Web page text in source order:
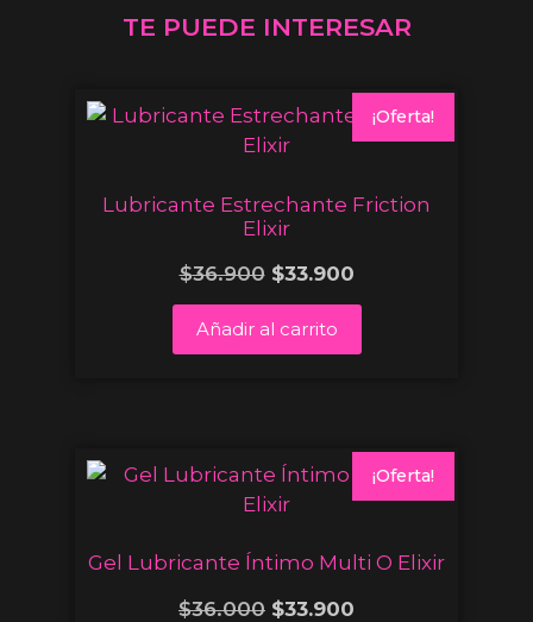
TE PUEDE INTERESAR
¡Oferta!
Lubricante Estrechante Friction
Elixir
$36.900 $33.900
Añadir al carrito
¡Oferta!
Gel Lubricante Íntimo Multi O Elixir
$36.000 $33.900